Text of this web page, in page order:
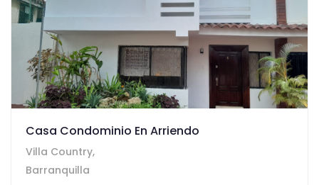
Casa Condominio En Arriendo
Villa Country,
Barranquilla